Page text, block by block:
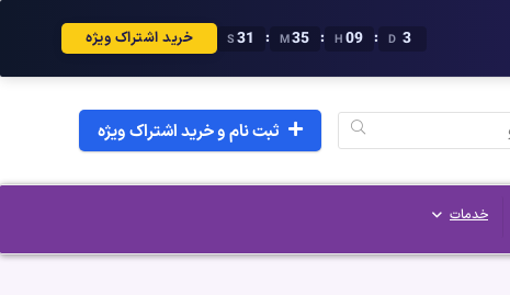
3
D
:
09
H
:
35
M
:
30
S خرید اشتراک ویژه
ثبت نام و خرید اشتراک ویژه
خدمات